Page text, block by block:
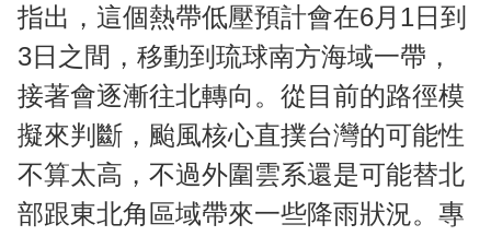
指出，這個熱帶低壓預計會在6月1日到
3日之間，移動到琉球南方海域一帶，
接著會逐漸往北轉向。從目前的路徑模
擬來判斷，颱風核心直撲台灣的可能性
不算太高，不過外圍雲系還是可能替北
部跟東北角區域帶來一些降雨狀況。專